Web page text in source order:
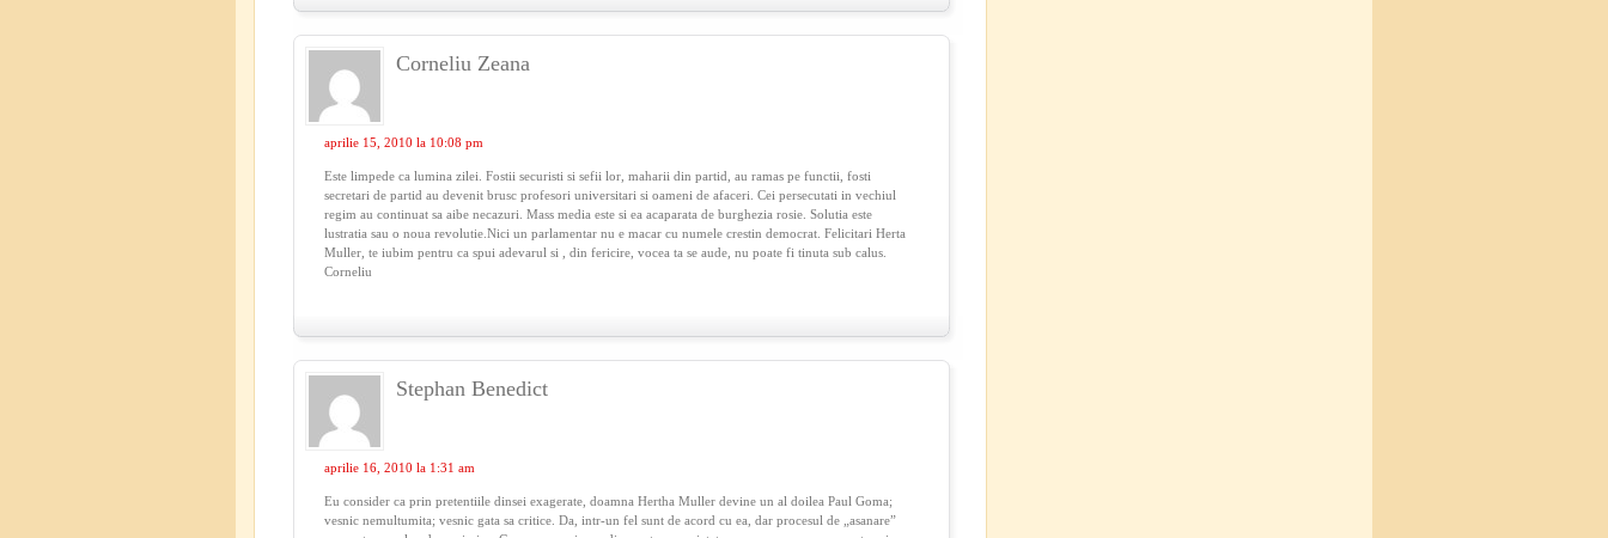
Corneliu Zeana
aprilie 15, 2010 la 10:08 pm
Este limpede ca lumina zilei. Fostii securisti si sefii lor, maharii din partid, au ramas pe functii, fosti
secretari de partid au devenit brusc profesori universitari si oameni de afaceri. Cei persecutati in vechiul
regim au continuat sa aibe necazuri. Mass media este si ea acaparata de burghezia rosie. Solutia este
lustratia sau o noua revolutie.Nici un parlamentar nu e macar cu numele crestin democrat. Felicitari Herta
Muller, te iubim pentru ca spui adevarul si , din fericire, vocea ta se aude, nu poate fi tinuta sub calus.
Corneliu
Stephan Benedict
aprilie 16, 2010 la 1:31 am
Eu consider ca prin pretentiile dinsei exagerate, doamna Hertha Muller devine un al doilea Paul Goma;
vesnic nemultumita; vesnic gata sa critice. Da, intr-un fel sunt de acord cu ea, dar procesul de „asanare”